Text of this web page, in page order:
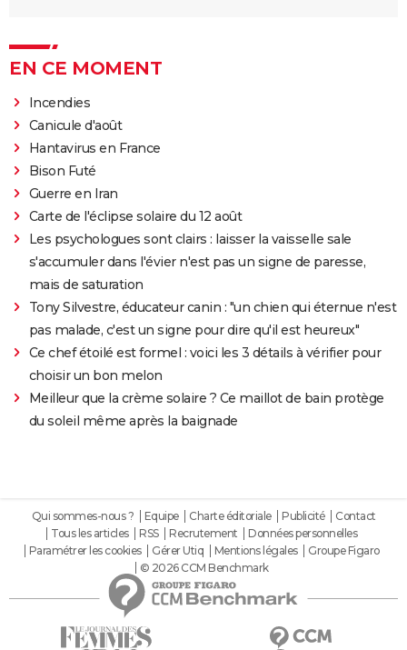
EN CE MOMENT
Incendies
Canicule d'août
Hantavirus en France
Bison Futé
Guerre en Iran
Carte de l'éclipse solaire du 12 août
Les psychologues sont clairs : laisser la vaisselle sale
s'accumuler dans l'évier n'est pas un signe de paresse,
mais de saturation
Tony Silvestre, éducateur canin : "un chien qui éternue n'est
pas malade, c'est un signe pour dire qu'il est heureux"
Ce chef étoilé est formel : voici les 3 détails à vérifier pour
choisir un bon melon
Meilleur que la crème solaire ? Ce maillot de bain protège
du soleil même après la baignade
Qui sommes-nous ? Equipe Charte éditoriale Publicité
Contact
Tous les articles
RSS Recrutement
Données personnelles
Paramétrer les cookies
Gérer Utiq Mentions légales
Groupe Figaro
© 2026 CCM Benchmark